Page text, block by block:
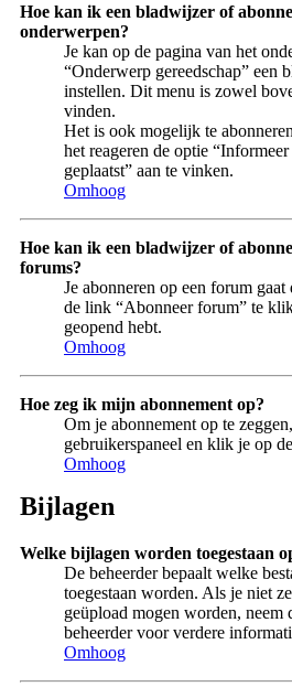
Hoe kan ik een bladwijzer of
onderwerpen?
Je kan op de pagina van het
“Onderwerp gereedschap” een
instellen. Dit menu is zowel
vinden.
Het is ook mogelijk te
het reageren de optie
geplaatst” aan te vinken.
Omhoog
Hoe kan ik een bladwijzer of
forums?
Je abonneren op een forum
de link “Abonneer forum” te
geopend hebt.
Omhoog
Hoe zeg ik mijn abonnement op?
Om je abonnement op te
gebruikerspaneel en klik je op
Omhoog
Bijlagen
Welke bijlagen worden toegestaan
De beheerder bepaalt welke
toegestaan worden. Als je niet
geüpload mogen worden, neem
beheerder voor verdere
Omhoog